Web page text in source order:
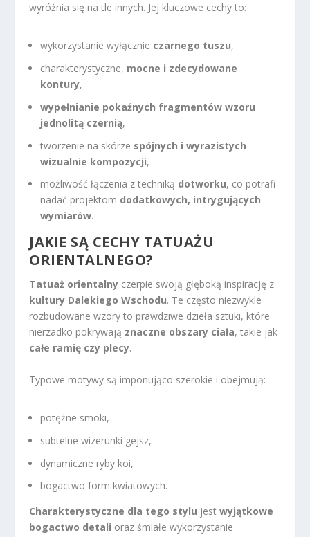
wyróżnia się na tle innych. Jej kluczowe cechy to:
wykorzystanie wyłącznie czarnego tuszu,
charakterystyczne, mocne i zdecydowane
kontury,
wypełnianie pokaźnych fragmentów wzoru
jednolitą czernią,
tworzenie na skórze spójnych i wyrazistych
wizualnie kompozycji,
możliwość łączenia z techniką dotworku, co potrafi
nadać projektom dodatkowych, intrygujących
wymiarów.
JAKIE SĄ CECHY TATUAŻU
ORIENTALNEGO?
Tatuaż orientalny czerpie swoją głęboką inspirację z
kultury Dalekiego Wschodu. Te często niezwykle
rozbudowane wzory to prawdziwe dzieła sztuki, które
nierzadko pokrywają znaczne obszary ciała, takie jak
całe ramię czy plecy.
Typowe motywy są imponująco szerokie i obejmują:
potężne smoki,
subtelne wizerunki gejsz,
dynamiczne ryby koi,
bogactwo form kwiatowych.
Charakterystyczne dla tego stylu jestwyjątkowe
bogactwo detali oraz śmiałe wykorzystanie